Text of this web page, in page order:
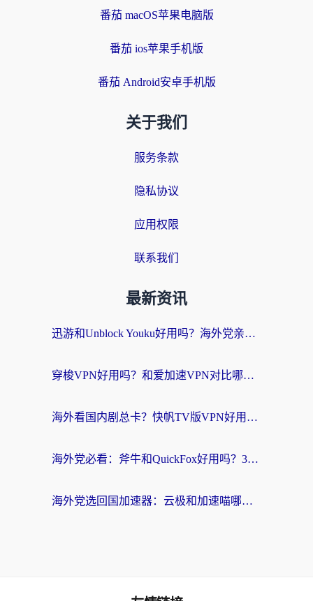
番茄 macOS苹果电脑版
番茄 ios苹果手机版
番茄 Android安卓手机版
关于我们
服务条款
隐私协议
应用权限
联系我们
最新资讯
迅游和Unblock Youku好用吗？海外党亲测：3个维度教你选对回国加速器
穿梭VPN好用吗？和爱加速VPN对比哪个回国效果更好？海外党必看的实用指南
海外看国内剧总卡？快帆TV版VPN好用吗？和海牛VPN对比哪个回国效果更好？
海外党必看：斧牛和QuickFox好用吗？3步选对回国加速器，无缝刷国内剧玩游戏
海外党选回国加速器：云极和加速喵哪个好？附3款热门工具实测对比